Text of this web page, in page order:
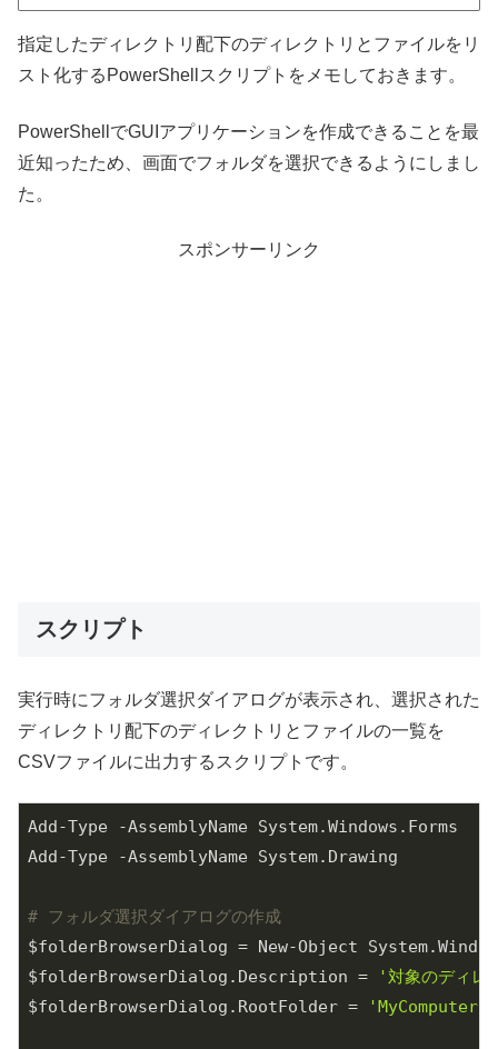
指定したディレクトリ配下のディレクトリとファイルをリ
スト化するPowerShellスクリプトをメモしておきます。
PowerShellでGUIアプリケーションを作成できることを最
近知ったため、画面でフォルダを選択できるようにしまし
た。
スポンサーリンク
スクリプト
実行時にフォルダ選択ダイアログが表示され、選択された
ディレクトリ配下のディレクトリとファイルの一覧を
CSVファイルに出力するスクリプトです。
Add-Type -AssemblyName System.Windows.Forms
Add-Type -AssemblyName System.Drawing
# フォルダ選択ダイアログの作成
$folderBrowserDialog = New-Object
$folderBrowserDialog.Description =
'対象のディレ
$folderBrowserDialog.RootFolder =
'MyComputer'